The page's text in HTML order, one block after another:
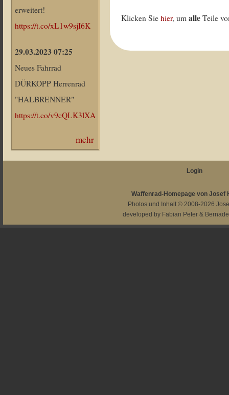
erweitert!
https://t.co/xL1w9sjI6K
29.03.2023 07:25
Neues Fahrrad
DÜRKOPP Herrenrad
"HALBRENNER"
https://t.co/v9cQLK3lXA
mehr
Klicken Siehier, umalle Teile
Login
Waffenrad-Homepage von Josef
Photos und Inhalt © 2008-2026
developed by Fabian Peter &